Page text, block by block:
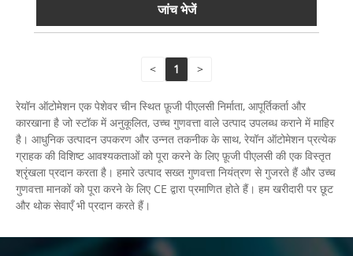
जांच भेजें
< 1 >
रेयॉन ऑटोमेशन एक पेशेवर चीन स्थित फ़ूजी पीएलसी निर्माता, आपूर्तिकर्ता और
कारखाना है जो स्टॉक में अनुकूलित, उच्च गुणवत्ता वाले उत्पाद उपलब्ध कराने में माहिर
है। आधुनिक उत्पादन उपकरण और उन्नत तकनीक के साथ, रेयॉन ऑटोमेशन प्रत्येक
ग्राहक की विशिष्ट आवश्यकताओं को पूरा करने के लिए फ़ूजी पीएलसी की एक विस्तृत
श्रृंखला प्रदान करता है। हमारे उत्पाद सख्त गुणवत्ता नियंत्रण से गुजरते हैं और उच्च
गुणवत्ता मानकों को पूरा करने के लिए CE द्वारा प्रमाणित होते हैं। हम खरीदारी पर छूट
और थोक सेवाएँ भी प्रदान करते हैं।